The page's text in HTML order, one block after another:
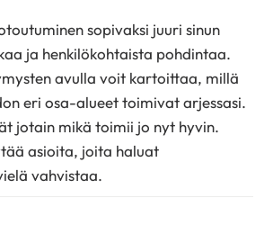
sopivaksi juuri sinun
ja henkilökohtaista pohdintaa.
avulla voit kartoittaa, millä
eri osa-alueet toimivat arjessasi.
jotain mikä toimii jo nyt hyvin.
asioita, joita haluat
vahvistaa.